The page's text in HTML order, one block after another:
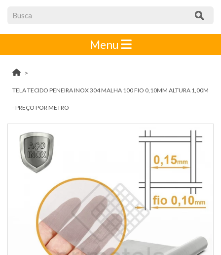
Menu
TELA TECIDO PENEIRA INOX 304 MALHA 100 FIO 0,10MM ALTURA 1,00M
- PREÇO POR METRO